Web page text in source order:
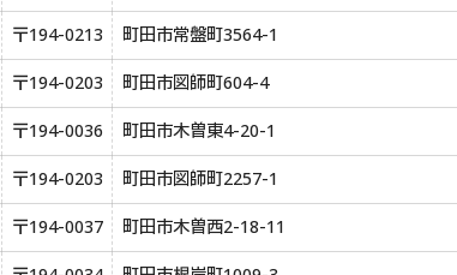
〒194-0213 町田市常盤町3564-1
〒194-0203 町田市図師町604-4
〒194-0036 町田市木曽東4-20-1
〒194-0203 町田市図師町2257-1
〒194-0037 町田市木曽西2-18-11